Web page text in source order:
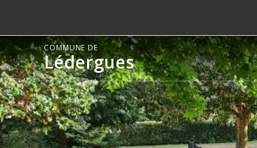
COMMUNE DE
Lédergues